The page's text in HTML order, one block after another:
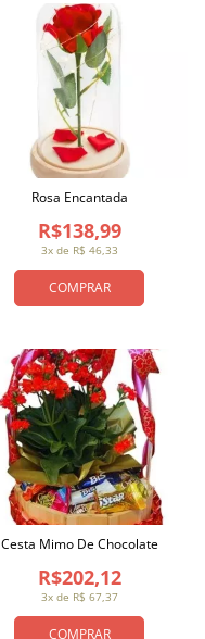
COMPRAR
3x de R$ 46,33
R$138,99
Rosa Encantada
COMPRAR
3x de R$ 67,37
R$202,12
Cesta Mimo De Chocolate